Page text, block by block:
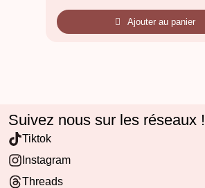
Ajouter au panier
Suivez nous sur les réseaux !
Tiktok
Instagram
Threads